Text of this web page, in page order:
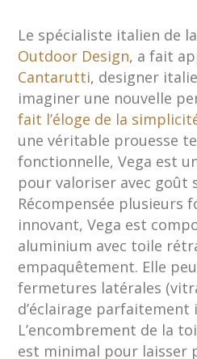
Le spécialiste italien de
Outdoor Design, a fait
Cantarutti, designer
imaginer une nouvelle
fait l’éloge de la
une véritable prouesse
fonctionnelle, Vega est
pour valoriser avec goût
Récompensée plusieurs
innovant, Vega est
aluminium avec toile
empaquêtement. Elle
fermetures latérales
d’éclairage parfaitement
L’encombrement de la
est minimal pour laisser